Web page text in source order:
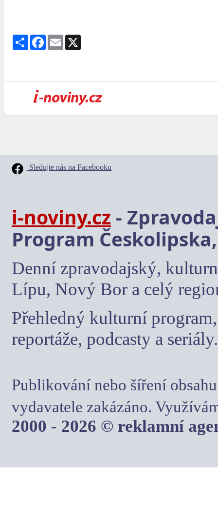
Share Facebook
Email
Sledujte nás na Facebooku
i-noviny.cz -
Program
Denní zpravodajský,
Lípu, Nový Bor a celý
Přehledný kulturní
reportáže, podcasty a seriály.
Publikování nebo šíření
vydavatele zakázáno.
2000 - 2026 © reklamní